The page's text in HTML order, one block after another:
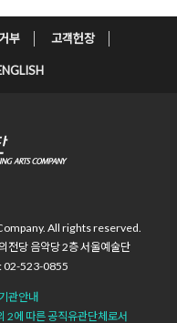
부 고객헌장
All rights reserved.
전당 음악당 2층 서울예술단
02-523-0855
관안내
2에 따른 공직유관단체로서